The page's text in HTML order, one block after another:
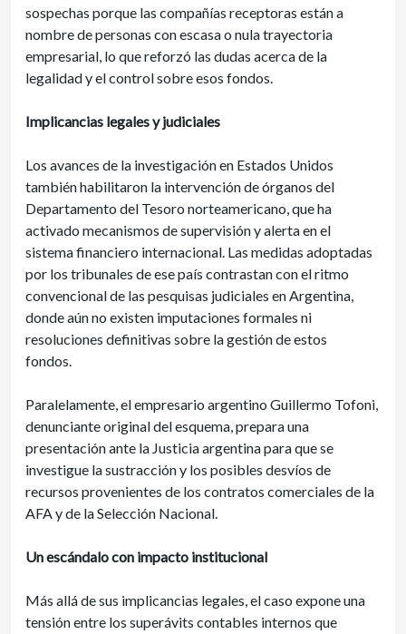
sospechas porque las compañías receptoras están a
nombre de personas con escasa o nula trayectoria
empresarial, lo que reforzó las dudas acerca de la
legalidad y el control sobre esos fondos.
Implicancias legales y judiciales
Los avances de la investigación en Estados Unidos
también habilitaron la intervención de órganos del
Departamento del Tesoro norteamericano, que ha
activado mecanismos de supervisión y alerta en el
sistema financiero internacional. Las medidas adoptadas
por los tribunales de ese país contrastan con el ritmo
convencional de las pesquisas judiciales en Argentina,
donde aún no existen imputaciones formales ni
resoluciones definitivas sobre la gestión de estos
fondos.
Paralelamente, el empresario argentino Guillermo Tofoni,
denunciante original del esquema, prepara una
presentación ante la Justicia argentina para que se
investigue la sustracción y los posibles desvíos de
recursos provenientes de los contratos comerciales de la
AFA y de la Selección Nacional.
Un escándalo con impacto institucional
Más allá de sus implicancias legales, el caso expone una
tensión entre los superávits contables internos que